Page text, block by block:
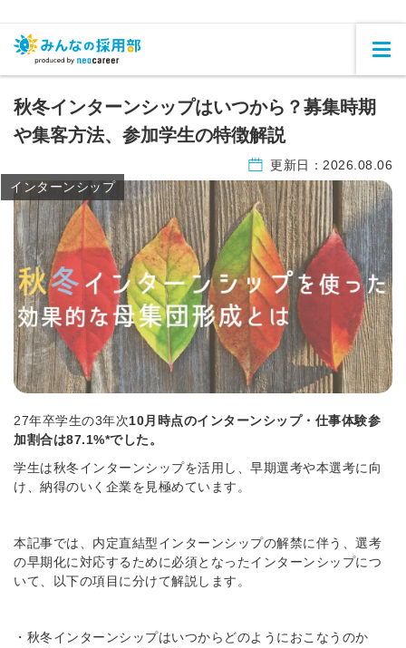
秋冬インターンシップはいつから？募集時期
や集客方法、参加学生の特徴解説
更新日： 2026.08.06
インターンシップ
27年卒学生の3年次10月時点のインターンシップ・仕事体験参
加割合は87.1%*でした。
学生は秋冬インターンシップを活用し、早期選考や本選考に向
け、納得のいく企業を見極めています。
本記事では、内定直結型インターンシップの解禁に伴う、選考
の早期化に対応するために必須となったインターンシップにつ
いて、以下の項目に分けて解説します。
・秋冬インターンシップはいつからどのようにおこなうのか